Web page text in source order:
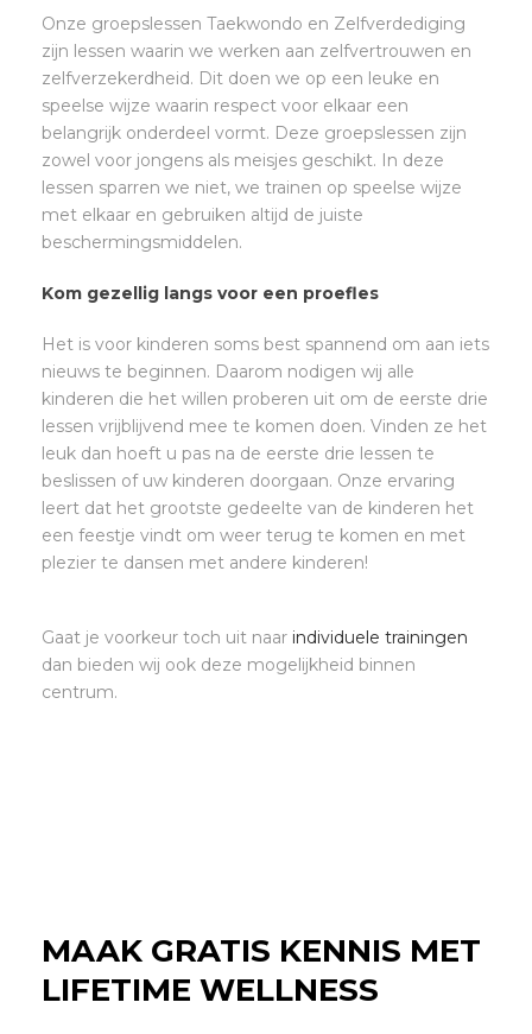
Onze groepslessen Taekwondo en Zelfverdediging
zijn lessen waarin we werken aan zelfvertrouwen en
zelfverzekerdheid. Dit doen we op een leuke en
speelse wijze waarin respect voor elkaar een
belangrijk onderdeel vormt. Deze groepslessen zijn
zowel voor jongens als meisjes geschikt. In deze
lessen sparren we niet, we trainen op speelse wijze
met elkaar en gebruiken altijd de juiste
beschermingsmiddelen.
Kom gezellig langs voor een proefles
Het is voor kinderen soms best spannend om aan iets
nieuws te beginnen. Daarom nodigen wij alle
kinderen die het willen proberen uit om de eerste drie
lessen vrijblijvend mee te komen doen. Vinden ze het
leuk dan hoeft u pas na de eerste drie lessen te
beslissen of uw kinderen doorgaan. Onze ervaring
leert dat het grootste gedeelte van de kinderen het
een feestje vindt om weer terug te komen en met
plezier te dansen met andere kinderen!
Gaat je voorkeur toch uit naar individuele trainingen
dan bieden wij ook deze mogelijkheid binnen
centrum.
MAAK GRATIS KENNIS MET
LIFETIME WELLNESS